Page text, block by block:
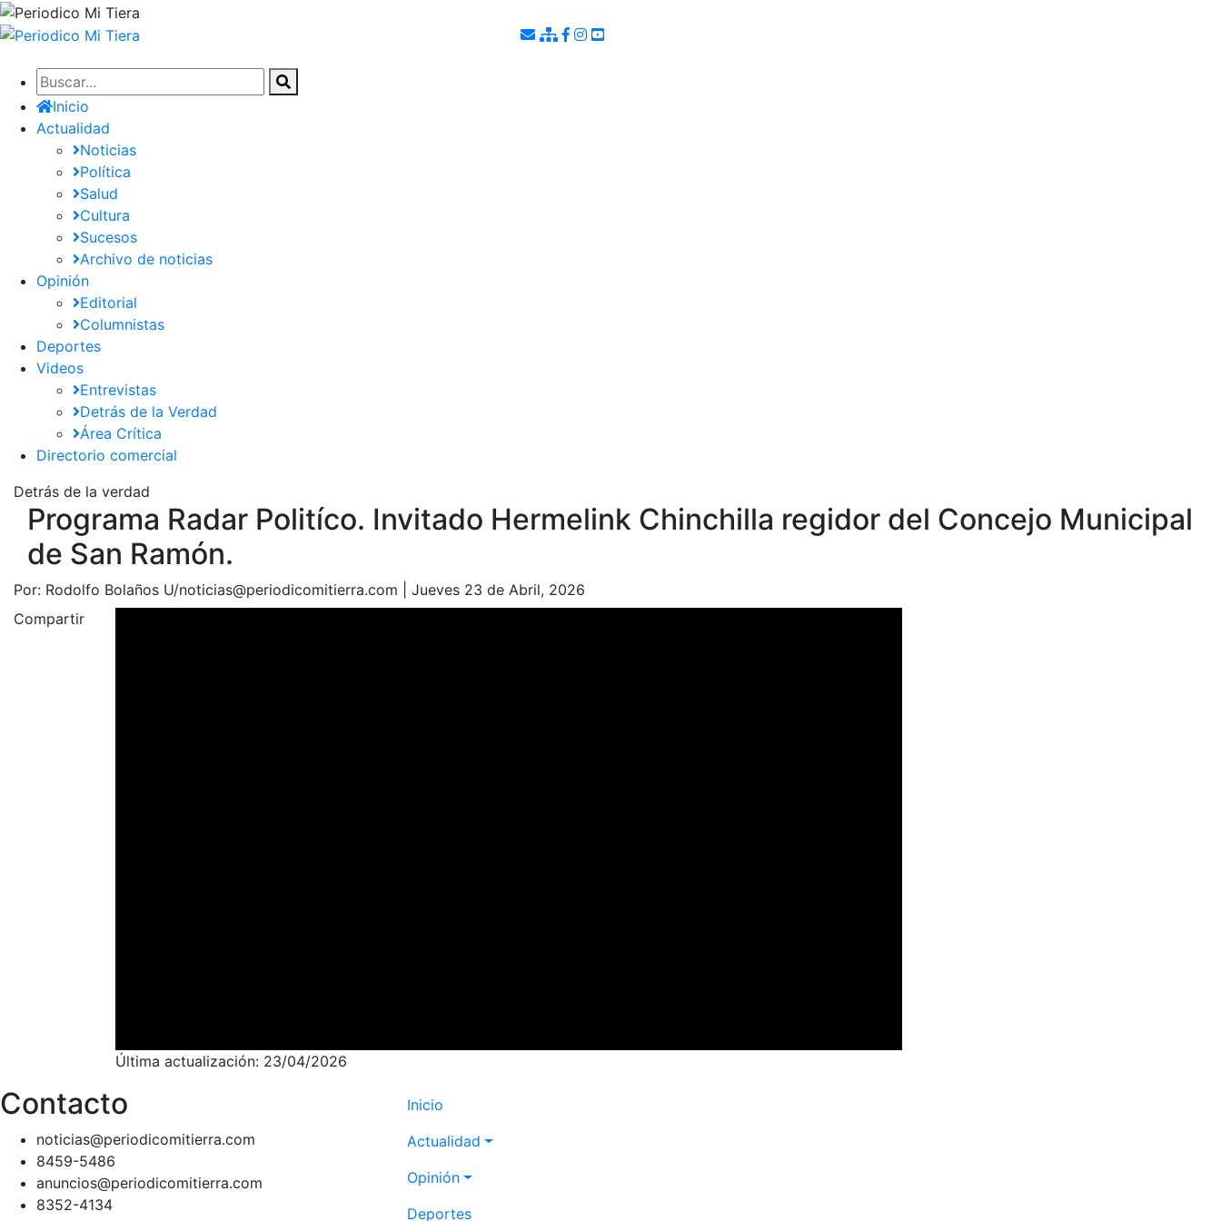
Pasar
al
principal
Inicio
Actualidad
Noticias
Política
Salud
Cultura
Sucesos
Archivo de noticias
Opinión
Editorial
Columnistas
Deportes
Videos
Entrevistas
Detrás de la Verdad
Área Crítica
Directorio comercial
Detrás de la verdad
Programa Radar Politíco. Invitado Hermelink Chinchilla regidor del Concejo Municipal
de San Ramón.
Por: Rodolfo Bolaños U/noticias@periodicomitierra.com | Jueves 23 de Abril, 2026
Compartir
Última actualización: 23/04/2026
Contacto
noticias@periodicomitierra.com
8459-5486
anuncios@periodicomitierra.com
8352-4134
Navegación
principal
Inicio
Actualidad
Opinión
Deportes